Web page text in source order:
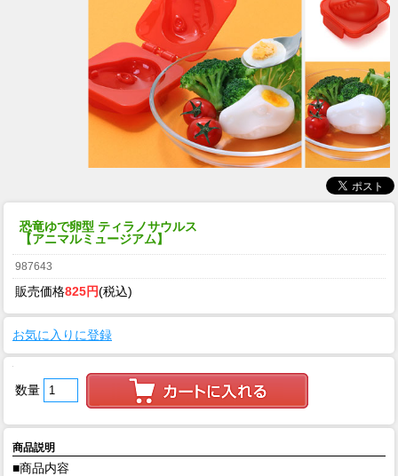
恐竜ゆで卵型 ティラノサウルス
【アニマルミュージアム】
987643
販売価格825円(税込)
お気に入りに登録
数量
商品説明
■商品内容